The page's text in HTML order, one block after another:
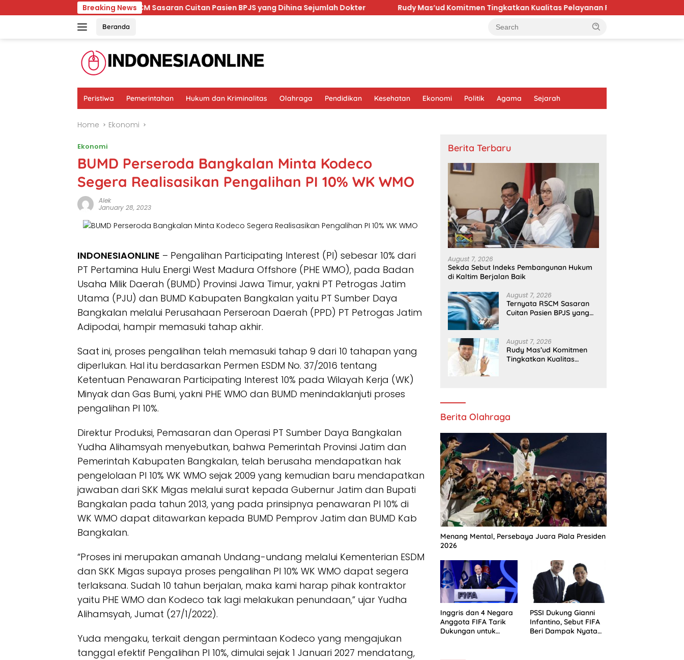
to
Breaking News
Ternyata RSCM Sasaran Cuitan Pasien BPJS yang Dihina Sejumlah Dokter Rudy Mas’ud Komitmen Tingkatkan Kualitas Pelayanan Publik di Kaltim
Beranda
Peristiwa Pemerintahan Hukum dan Kriminalitas Olahraga Pendidikan Kesehatan Ekonomi Politik Agama Sejarah
Home Ekonomi
Ekonomi
BUMD Perseroda Bangkalan Minta Kodeco
Segera Realisasikan Pengalihan PI 10% WK WMO
Alek
January 28, 2023
INDONESIAONLINE – Pengalihan Participating Interest (PI) sebesar 10% dari
PT Pertamina Hulu Energi West Madura Offshore (PHE WMO), pada Badan
Usaha Milik Daerah (BUMD) Provinsi Jawa Timur, yakni PT Petrogas Jatim
Utama (PJU) dan BUMD Kabupaten Bangkalan yaitu PT Sumber Daya
Bangkalan melalui Perusahaan Perseroan Daerah (PPD) PT Petrogas Jatim
Adipodai, hampir memasuki tahap akhir.
Saat ini, proses pengalihan telah memasuki tahap 9 dari 10 tahapan yang
diperlukan. Hal itu berdasarkan Permen ESDM No. 37/2016 tentang
Ketentuan Penawaran Participating Interest 10% pada Wilayah Kerja (WK)
Minyak dan Gas Bumi, yakni PHE WMO dan BUMD menindaklanjuti proses
pengalihan PI 10%.
Direktur Produksi, Pemasaran dan Operasi PT Sumber Daya Bangkalan
Yudha Alihamsyah menyebutkan, bahwa Pemerintah Provinsi Jatim dan
Pemerintah Kabupaten Bangkalan, telah berusaha mendapatkan hak
pengelolaan PI 10% WK WMO sejak 2009 yang kemudian baru mendapatkan
jawaban dari SKK Migas melalui surat kepada Gubernur Jatim dan Bupati
Bangkalan pada tahun 2013, yang pada prinsipnya penawaran PI 10% di
WK WMO dapat ditawarkan kepada BUMD Pemprov Jatim dan BUMD Kab
Bangkalan.
“Proses ini merupakan amanah Undang-undang melalui Kementerian ESDM
dan SKK Migas supaya proses pengalihan PI 10% WK WMO dapat segera
terlaksana. Sudah 10 tahun berjalan, maka kami harap pihak kontraktor
yaitu PHE WMO dan Kodeco tak lagi melakukan penundaan,” ujar Yudha
Alihamsyah, Jumat (27/1/2022).
Yuda mengaku, terkait dengan permintaan Kodeco yang mengajukan
tanggal efektif Pengalihan PI 10%, dimulai sejak 1 Januari 2027 mendatang,
Berita Terbaru
August 7, 2026
Sekda Sebut Indeks Pembangunan Hukum
di Kaltim Berjalan Baik
August 7, 2026
Ternyata RSCM Sasaran
Cuitan Pasien BPJS yang
August 7, 2026
Rudy Mas’ud Komitmen
Tingkatkan Kualitas
Berita Olahraga
Menang Mental, Persebaya Juara Piala Presiden
2026
Inggris dan 4 Negara
Anggota FIFA Tarik
Dukungan untuk
PSSI Dukung Gianni
Infantino, Sebut FIFA
Beri Dampak Nyata